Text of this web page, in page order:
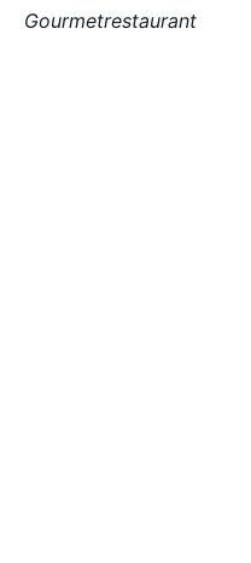
Gourmetrestaurant